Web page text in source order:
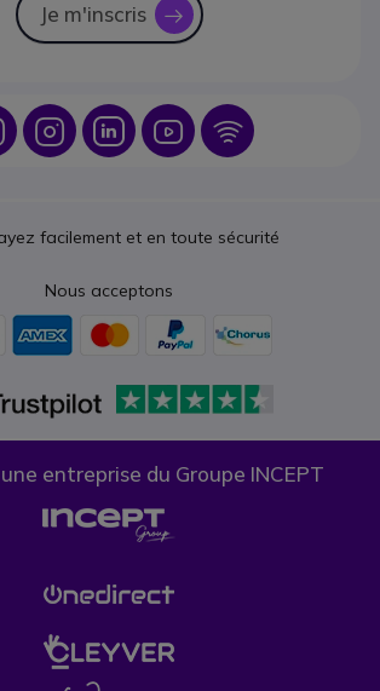
Je m'inscris icon
Icon IconIcon Icon Icon
facilement et en toute sécurité
Nous acceptons
entreprise du Groupe INCEPT